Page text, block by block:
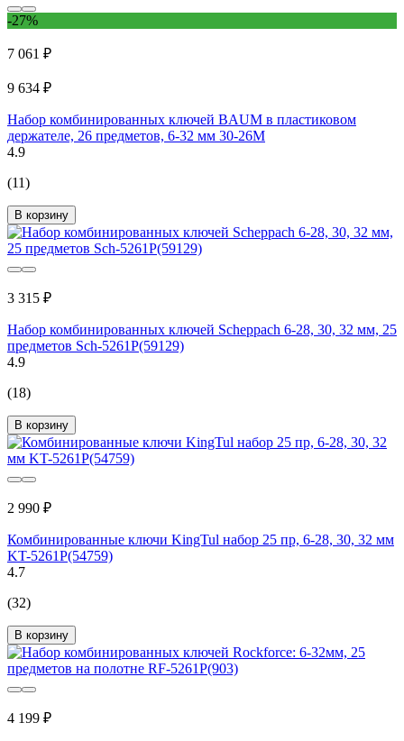
-27%
7 061 ₽
9 634 ₽
Набор комбинированных ключей BAUM в пластиковом
держателе, 26 предметов, 6-32 мм 30-26M
4.9
(11)
В корзину
3 315 ₽
Набор комбинированных ключей Scheppach 6-28, 30, 32 мм, 25
предметов Sch-5261P(59129)
4.9
(18)
В корзину
2 990 ₽
Комбинированные ключи KingTul набор 25 пр, 6-28, 30, 32 мм
KT-5261P(54759)
4.7
(32)
В корзину
4 199 ₽